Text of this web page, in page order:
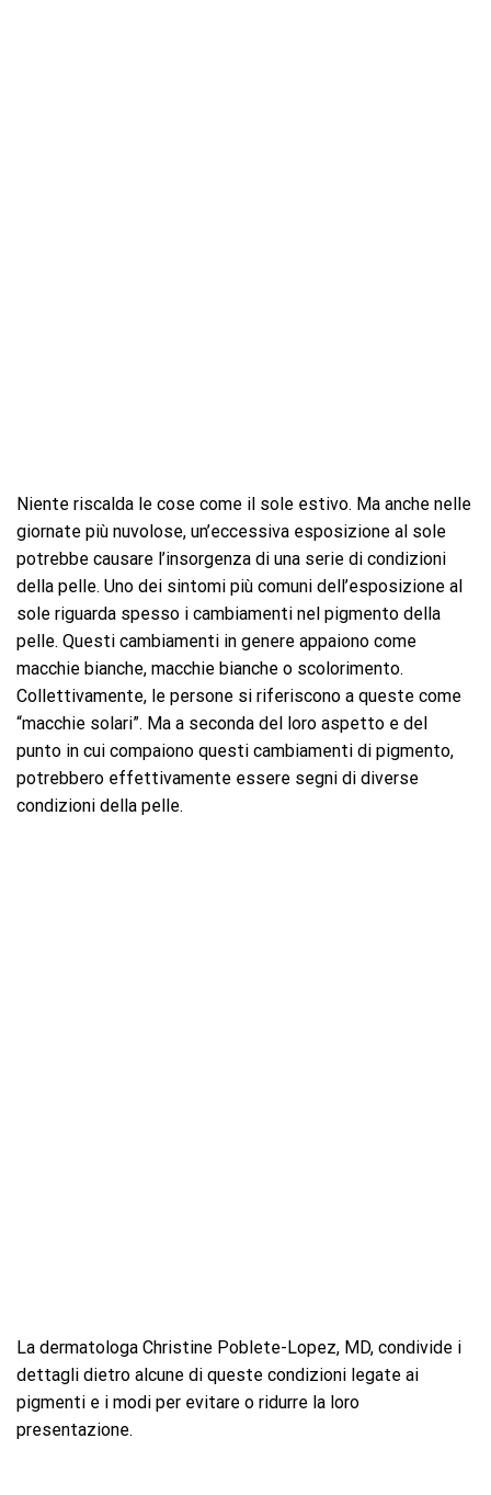
Niente riscalda le cose come il sole estivo. Ma anche nelle
giornate più nuvolose, un’eccessiva esposizione al sole
potrebbe causare l’insorgenza di una serie di condizioni
della pelle. Uno dei sintomi più comuni dell’esposizione al
sole riguarda spesso i cambiamenti nel pigmento della
pelle. Questi cambiamenti in genere appaiono come
macchie bianche, macchie bianche o scolorimento.
Collettivamente, le persone si riferiscono a queste come
“macchie solari”. Ma a seconda del loro aspetto e del
punto in cui compaiono questi cambiamenti di pigmento,
potrebbero effettivamente essere segni di diverse
condizioni della pelle.
La dermatologa Christine Poblete-Lopez, MD, condivide i
dettagli dietro alcune di queste condizioni legate ai
pigmenti e i modi per evitare o ridurre la loro
presentazione.